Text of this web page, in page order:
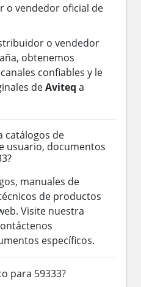
o vendedor oficial de
o vendedor
obtenemos
confiables y le
deAviteq a
catálogos de
usuario, documentos
manuales de
de productos
Visite nuestra
específicos.
para 59333?